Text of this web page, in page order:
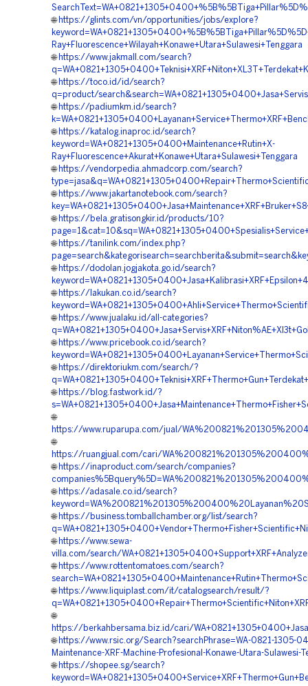
🌐 https://glints.com/vn/opportunities/jobs/explore?
Ray+Fluorescence+Wilayah+Konawe+Utara+Sulawesi+Tenggara
🌐 https://www.jakmall.com/search?
🌐 https://toco.id/id/search?
q=product/
🌐 https://padiumkm.id/search?
🌐 https://katalog.inaproc.id/search?
keyword=WA+0821+1305+0400+Maintenance+Rutin+X-
Ray+Fluorescence+Akurat+Konawe+Utara+Sulawesi+Tenggara
🌐 https://vendorpedia.ahmadcorp.com/search?
🌐 https://www.jakartanotebook.com/search?
🌐 https://bela.gratisongkir.id/products/10?
🌐 https://tanilink.com/index.php?
🌐 https://dodolan.jogjakota.go.id/search?
🌐 https://lakukan.co.id/search?
🌐 https://www.jualaku.id/all-categories?
🌐 https://www.pricebook.co.id/search?
🌐 https://direktoriukm.com/search/?
🌐 https://blog.fastwork.id/?
🌐
https://www.ruparupa.com/jual/
🌐
https://ruangjual.com/cari/
🌐 https://inaproduct.com/search/companies?
🌐 https://adasale.co.id/search?
🌐 https://business.tomballchamber.org/list/search?
🌐 https://www.sewa-
villa.com/search/
🌐 https://www.rottentomatoes.com/search?
🌐 https://www.liquiplast.com/it/catalogsearch/result/?
🌐
https://berkahbersama.biz.id/cari/
🌐 https://www.rsic.org/Search?searchPhrase=WA-0821-1305-
Maintenance-XRF-Machine-Profesional-Konawe-Utara-Sulawesi-
🌐 https://shopee.sg/search?